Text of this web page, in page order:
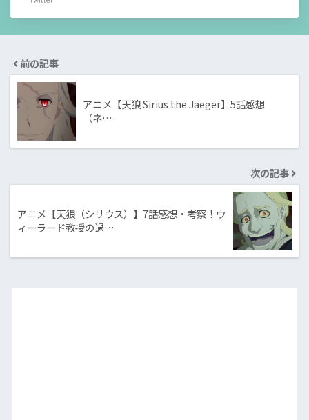
前の記事
アニメ【天狼 Sirius the Jaeger】5話感想
（ネ…
次の記事
アニメ【天狼（シリウス）】7話感想・考察！ウ
ィーラード教授の過…